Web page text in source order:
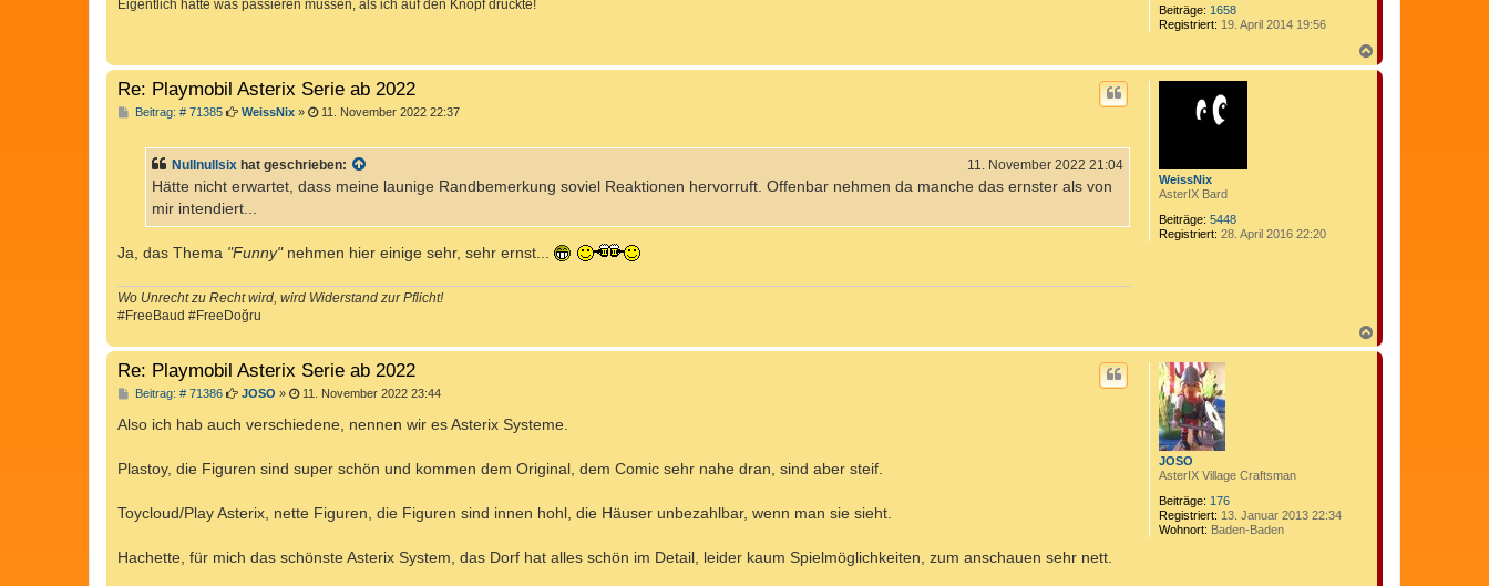
Beiträge: 1658
Registriert: 19. April 2014 19:56
Eigentlich hätte was passieren müssen, als ich auf den Knopf drückte!
a
c
WeissNix
AsterIX Bard
Beiträge: 5448
Registriert: 28. April 2016 22:20
Re: Playmobil Asterix Serie ab 2022
Beitrag: # 71385B
r
a
WeissNix» 11. November 2022 22:37
Nullnullsix hat geschrieben: 11. November 2022 21:04
Hätte nicht erwartet, dass meine launige Randbemerkung soviel Reaktionen hervorruft. Offenbar nehmen da manche das ernster als von
mir intendiert...
Ja, das Thema "Funny"nehmen hier einige sehr, sehr ernst...
Wo Unrecht zu Recht wird, wird Widerstand zur Pflicht!
#FreeBaud #FreeDoğru
a
c
JOSO
AsterIX Village Craftsman
Beiträge: 176
Registriert: 13. Januar 2013 22:34
Wohnort: Baden-Baden
Re: Playmobil Asterix Serie ab 2022
Beitrag: # 71386B
i
a
g
JOSO » 11. November 2022 23:44
Also ich hab auch verschiedene, nennen wir es Asterix Systeme.
Plastoy, die Figuren sind super schön und kommen dem Original, dem Comic sehr nahe dran, sind aber steif.
Toycloud/Play Asterix, nette Figuren, die Figuren sind innen hohl, die Häuser unbezahlbar, wenn man sie sieht.
Hachette, für mich das schönste Asterix System, das Dorf hat alles schön im Detail, leider kaum Spielmöglichkeiten, zum anschauen sehr nett.